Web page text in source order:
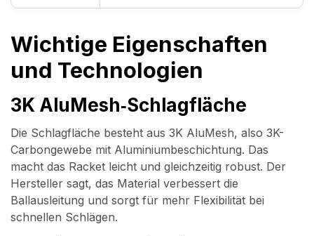
Technologien
für mehr Spin;
Carbon‑/Fiberglass‑Rahmen für
Robustheit; glossy/sandiges Finish
Spielerlevel
Intermediate: ideal für Allrounder und
kontrollorientierte Spieler
Wichtige Eigenschaften
und Technologien
3K AluMesh‑Schlagfläche
Die Schlagfläche besteht aus 3K AluMesh, also 3K-
Carbongewebe mit Aluminiumbeschichtung. Das
macht das Racket leicht und gleichzeitig robust. Der
Hersteller sagt, das Material verbessert die
Ballausleitung und sorgt für mehr Flexibilität bei
schnellen Schlägen.